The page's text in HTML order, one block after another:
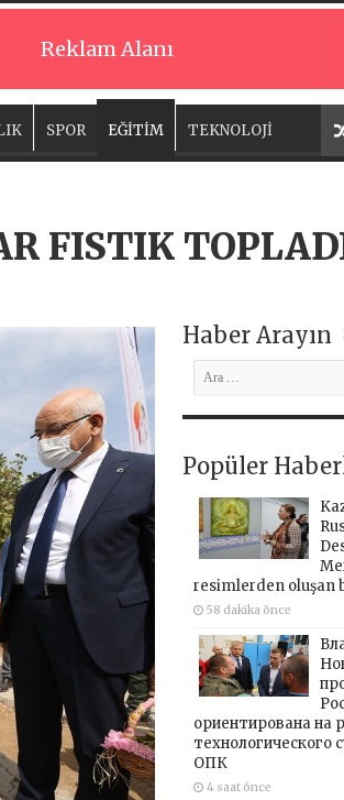
Reklam Alanı
SPOR EĞİTİM TEKNOLOJİ
FISTIK
Haber Arayın
Popüler
resimlerden oluşan
58 dakika önce
ориентирована на
технологического
ОПК
4 saat önce